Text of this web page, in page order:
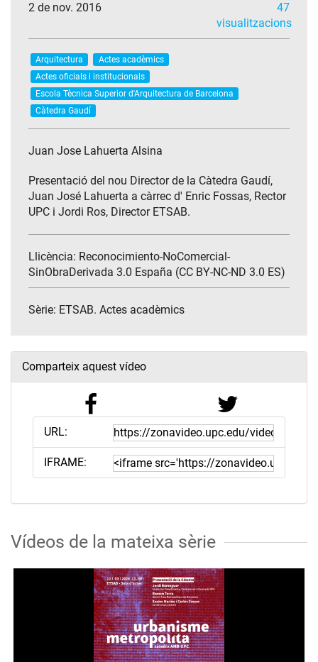
2 de nov. 2016
47
visualitzacions
Arquitectura
Actes acadèmics
Actes oficials i institucionals
Escola Tècnica Superior d'Arquitectura de Barcelona
Càtedra Gaudí
Juan Jose Lahuerta Alsina
Presentació del nou Director de la Càtedra Gaudí,
Juan José Lahuerta a càrrec d' Enric Fossas, Rector
UPC i Jordi Ros, Director ETSAB.
Llicència: Reconocimiento-NoComercial-
SinObraDerivada 3.0 España (CC BY-NC-ND 3.0 ES)
Sèrie: ETSAB. Actes acadèmics
Comparteix aquest vídeo
URL:
IFRAME:
Vídeos de la mateixa sèrie